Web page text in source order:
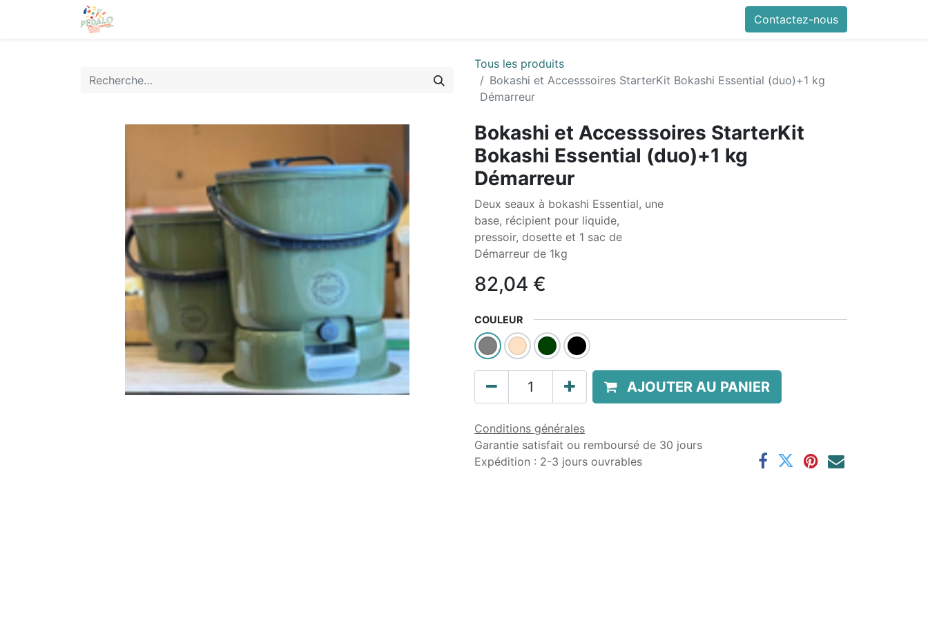
Contactez-nous
Tous les produits
Bokashi et Accesssoires StarterKit Bokashi Essential (duo)+1 kg
Démarreur
Bokashi et Accesssoires StarterKit
Bokashi Essential (duo)+1 kg
Démarreur
Deux seaux à bokashi Essential, une
base, récipient pour liquide,
pressoir, dosette et 1 sac de
Démarreur de 1kg
82,04 €
COULEUR
AJOUTER AU PANIER
Conditions générales
Garantie satisfait ou remboursé de 30 jours
Expédition : 2-3 jours ouvrables